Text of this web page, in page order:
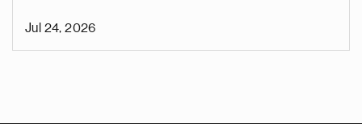
Jul 24, 2026